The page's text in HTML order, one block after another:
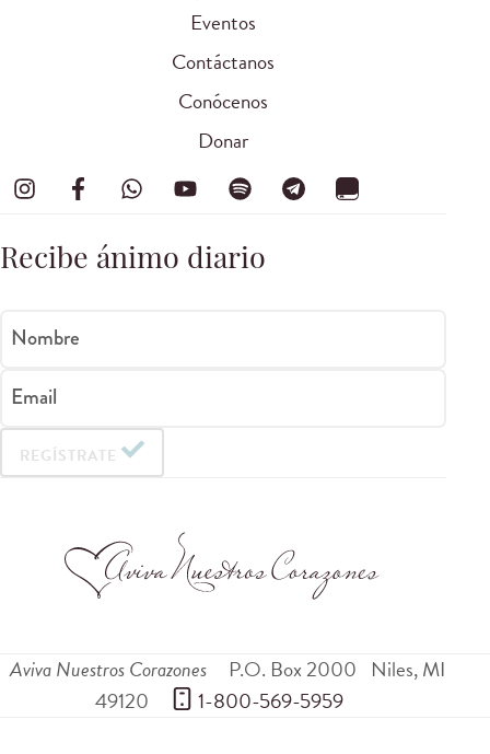
Eventos
Contáctanos
Conócenos
Donar
Recibe ánimo diario
Nombre
Email
REGÍSTRATE
Aviva Nuestros Corazones P.O. Box 2000 Niles,MI
49120
1-800-569-5959